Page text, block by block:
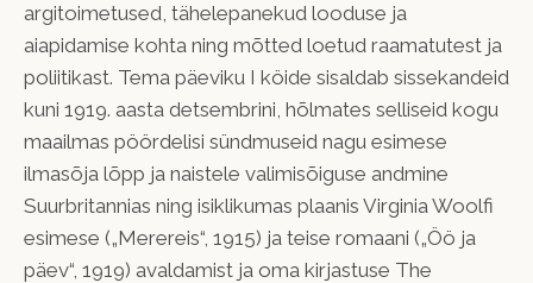
argitoimetused, tähelepanekud looduse ja
aiapidamise kohta ning mõtted loetud raamatutest ja
poliitikast. Tema päeviku I köide sisaldab sissekandeid
kuni 1919. aasta detsembrini, hõlmates selliseid kogu
maailmas pöördelisi sündmuseid nagu esimese
ilmasõja lõpp ja naistele valimisõiguse andmine
Suurbritannias ning isiklikumas plaanis Virginia Woolfi
esimese („Merereis“, 1915) ja teise romaani („Öö ja
päev“, 1919) avaldamist ja oma kirjastuse The